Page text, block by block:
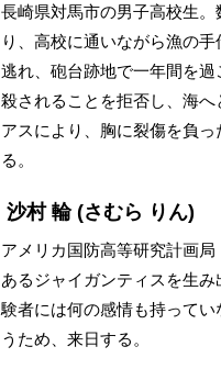
長崎県対馬市の男子高校生
り、高校に通いながら漁の
逃れ、砲台跡地で一年間を
殺されることを拒否し、海
アスにより、胸に裂傷を負
る。
沙村 輪(さむら りん)
アメリカ国防高等研究計画
あるジャイガンティスを生
験者には何の感情も持って
うため、来日する。